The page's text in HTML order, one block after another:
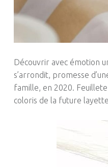
Découvrir avec émotion
s’arrondit, promesse
famille, en 2020.
coloris de la future layette